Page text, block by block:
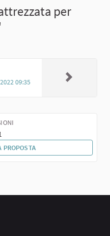
per
09:35
PROPOSTA